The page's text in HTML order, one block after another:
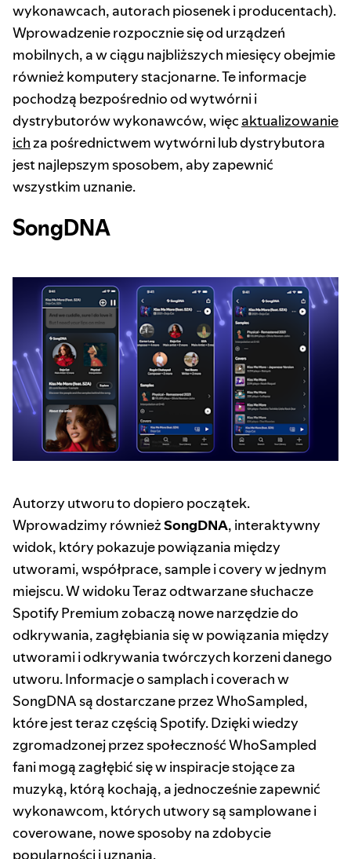
wykonawcach, autorach piosenek i producentach).
Wprowadzenie rozpocznie się od urządzeń
mobilnych, a w ciągu najbliższych miesięcy obejmie
również komputery stacjonarne. Te informacje
pochodzą bezpośrednio od wytwórni i
dystrybutorów wykonawców, więc aktualizowanie
ichza pośrednictwem wytwórni lub dystrybutora
jest najlepszym sposobem, aby zapewnić
wszystkim uznanie.
SongDNA
Autorzy utworu to dopiero początek.
Wprowadzimy również SongDNA, interaktywny
widok, który pokazuje powiązania między
utworami, współprace, sample i covery w jednym
miejscu. W widoku Teraz odtwarzane słuchacze
Spotify Premium zobaczą nowe narzędzie do
odkrywania, zagłębiania się w powiązania między
utworami i odkrywania twórczych korzeni danego
utworu. Informacje o samplach i coverach w
SongDNA są dostarczane przez WhoSampled,
które jest teraz częścią Spotify. Dzięki wiedzy
zgromadzonej przez społeczność WhoSampled
fani mogą zagłębić się w inspiracje stojące za
muzyką, którą kochają, a jednocześnie zapewnić
wykonawcom, których utwory są samplowane i
coverowane, nowe sposoby na zdobycie
popularności i uznania.